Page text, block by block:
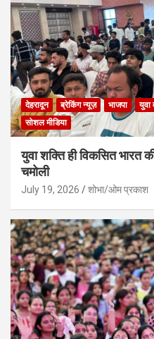
देहरादून ब्रेकिंग न्यूज़ भाजपा युवा
सोशल मीडिया
युवा शक्ति ही विकसित भारत
चमोली
July 19, 2026 शोभा/ओम प्रकाश